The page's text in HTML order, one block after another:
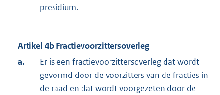
presidium.
Artikel 4b Fractievoorzittersoverleg
a.
Er is een fractievoorzittersoverleg dat wordt
gevormd door de voorzitters van de fracties in
de raad en dat wordt voorgezeten door de